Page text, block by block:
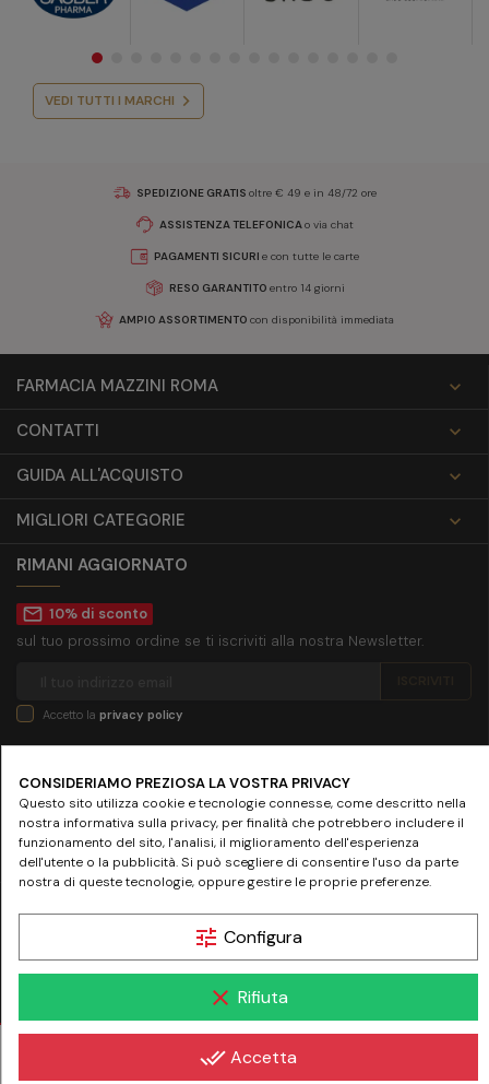
VEDI TUTTI I MARCHI
SPEDIZIONE GRATIS oltre € 49 e in 48/72 ore
ASSISTENZA TELEFONICAo via chat
PAGAMENTI SICURI e con tutte le carte
RESO GARANTITO entro 14 giorni
AMPIO ASSORTIMENTO con disponibilità immediata
FARMACIA MAZZINI ROMA

CONTATTI

GUIDA ALL'ACQUISTO

MIGLIORI CATEGORIE

RIMANI AGGIORNATO
mail_outline 10% di sconto
sul tuo prossimo ordine se ti iscriviti alla nostra Newsletter.
Accetto la privacy policy
© 2024 www.farmaciamazziniroma.it | Farmacia Mazzini SNC - Piazza Giuseppe
Mazzini 19 - 00195 Roma | P.IVA 05097731003 - REA RM-837075
CONSIDERIAMO PREZIOSA LA VOSTRA PRIVACY
Questo sito utilizza cookie e tecnologie connesse, come descritto nella
nostra informativa sulla privacy, per finalità che potrebbero includere il
funzionamento del sito, l'analisi, il miglioramento dell'esperienza
dell'utente o la pubblicità. Si può scegliere di consentire l'uso da parte
nostra di queste tecnologie, oppure gestire le proprie preferenze.
tune Configura
clear Rifiuta
done_all Accetta
€ 19,45